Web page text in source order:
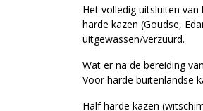
Het volledig uitsluiten
harde kazen (Goudse,
uitgewassen/verzuurd.
Wat er na de bereiding
Voor harde buitenlandse
Half harde kazen